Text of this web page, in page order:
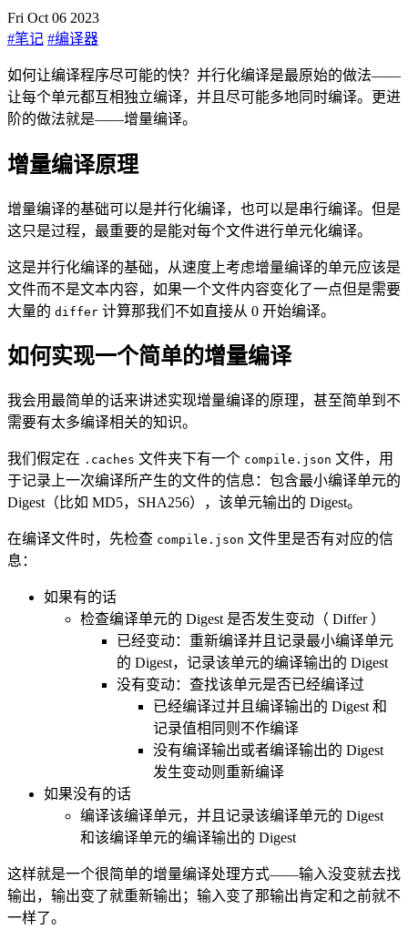
Fri Oct 06 2023
#笔记 #编译器
如何让编译程序尽可能的快？并行化编译是最原始的做法——
让每个单元都互相独立编译，并且尽可能多地同时编译。更进
阶的做法就是——增量编译。
增量编译原理
增量编译的基础可以是并行化编译，也可以是串行编译。但是
这只是过程，最重要的是能对每个文件进行单元化编译。
这是并行化编译的基础，从速度上考虑增量编译的单元应该是
文件而不是文本内容，如果一个文件内容变化了一点但是需要
大量的 differ 计算那我们不如直接从 0 开始编译。
如何实现一个简单的增量编译
我会用最简单的话来讲述实现增量编译的原理，甚至简单到不
需要有太多编译相关的知识。
我们假定在 .caches 文件夹下有一个 compile.json 文件，用
于记录上一次编译所产生的文件的信息：包含最小编译单元的
Digest（比如 MD5，SHA256），该单元输出的 Digest。
在编译文件时，先检查 compile.json 文件里是否有对应的信
息：
如果有的话
检查编译单元的 Digest 是否发生变动（ Differ ）
已经变动：重新编译并且记录最小编译单元
的 Digest，记录该单元的编译输出的 Digest
没有变动：查找该单元是否已经编译过
已经编译过并且编译输出的 Digest 和
记录值相同则不作编译
没有编译输出或者编译输出的 Digest
发生变动则重新编译
如果没有的话
编译该编译单元，并且记录该编译单元的 Digest
和该编译单元的编译输出的 Digest
这样就是一个很简单的增量编译处理方式——输入没变就去找
输出，输出变了就重新输出；输入变了那输出肯定和之前就不
一样了。